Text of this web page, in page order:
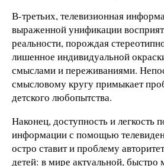
В-третьих, телевизионная
выраженной унификации
реальности, порождая
лишенное индивидуальной
смыслами и переживаниями.
смысловому кругу примыкает
детского любопытства.
Наконец, доступность и легкость
информации с помощью
остро ставит и проблему
детей: в мире актуальной,